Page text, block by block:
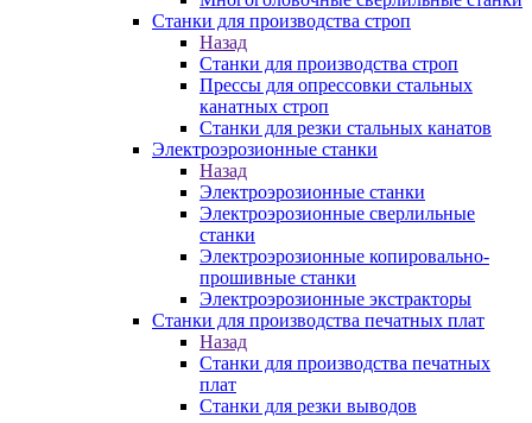
Станки для производства строп
Назад
Станки для производства строп
Прессы для опрессовки стальных
канатных строп
Станки для резки стальных канатов
Электроэрозионные станки
Назад
Электроэрозионные станки
Электроэрозионные сверлильные
станки
Электроэрозионные копировально-
прошивные станки
Электроэрозионные экстракторы
Станки для производства печатных плат
Назад
Станки для производства печатных
плат
Станки для резки выводов